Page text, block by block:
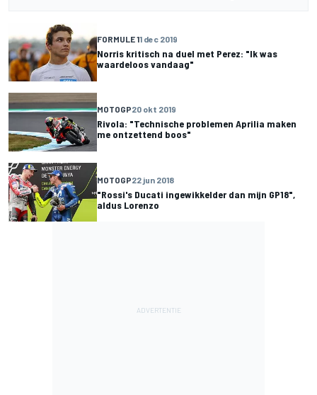
FORMULE 11 dec 2019
Norris kritisch na duel met Perez: "Ik was
waardeloos vandaag"
MOTOGP20 okt 2019
Rivola: "Technische problemen Aprilia maken
me ontzettend boos"
MOTOGP22 jun 2018
"Rossi's Ducati ingewikkelder dan mijn GP18",
aldus Lorenzo